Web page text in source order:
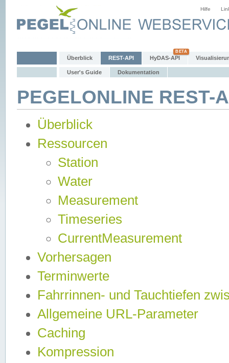
Hilfe
Überblick REST-API HyDAS-API
User's Guide Dokumentation
PEGELONLINE
Überblick
Ressourcen
Station
Water
Measurement
Timeseries
CurrentMeasurement
Vorhersagen
Terminwerte
Fahrrinnen- und Tauchtiefen
Allgemeine URL-Parameter
Caching
Kompression